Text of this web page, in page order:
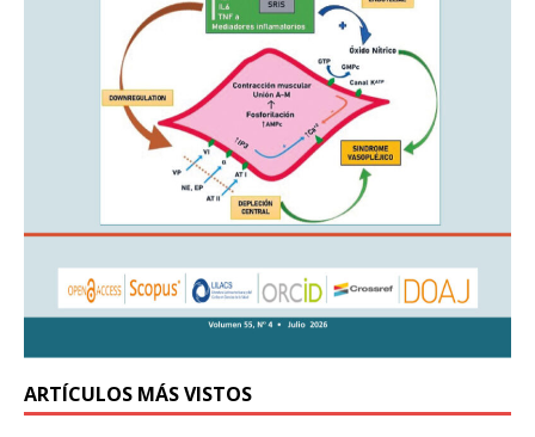
ARTÍCULOS MÁS VISTOS